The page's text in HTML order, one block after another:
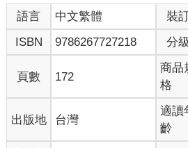
讀者藉由兩位傑出漫畫家的巧筆慧心，
文哲思。
語言 中文繁體 裝
ISBN
9786267727218 分級
頁數 172
商品
格
出版地 台灣
適讀
齡